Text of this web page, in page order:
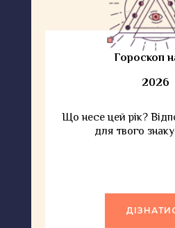
Гороскоп
2026
Що несе цей рік?
для твого